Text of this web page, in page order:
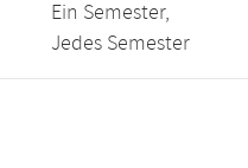
Ein Semester,
Jedes Semester